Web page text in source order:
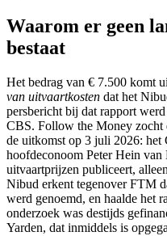
Waarom er geen
bestaat
Het bedrag van € 7.500 komt
van uitvaartkosten dat het
persbericht bij dat rapport
CBS. Follow the Money zocht
de uitkomst op 3 juli 2026: het
hoofdeconoom Peter Hein
uitvaartprijzen publiceert,
Nibud erkent tegenover FTM
werd genoemd, en haalde het
onderzoek was destijds
Yarden, dat inmiddels is